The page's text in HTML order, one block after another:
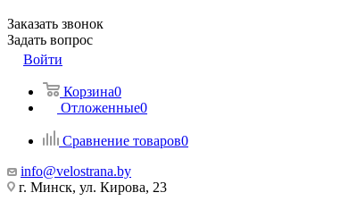
Заказать звонок
Задать вопрос
Войти
Корзина0
Отложенные0
Сравнение товаров0
info@velostrana.by
г. Минск, ул. Кирова, 23